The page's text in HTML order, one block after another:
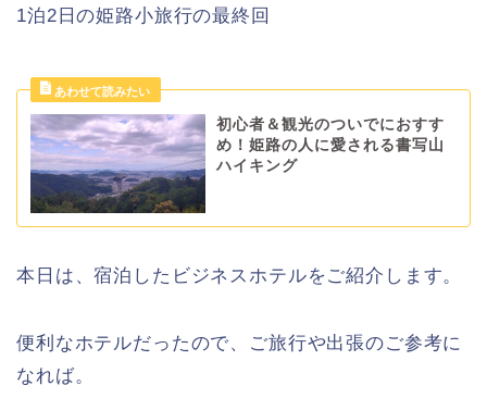
1泊2日の姫路小旅行の最終回
初心者＆観光のついでにおすす
め！姫路の人に愛される書写山
ハイキング
本日は、宿泊したビジネスホテルをご紹介します。
便利なホテルだったので、ご旅行や出張のご参考に
なれば。